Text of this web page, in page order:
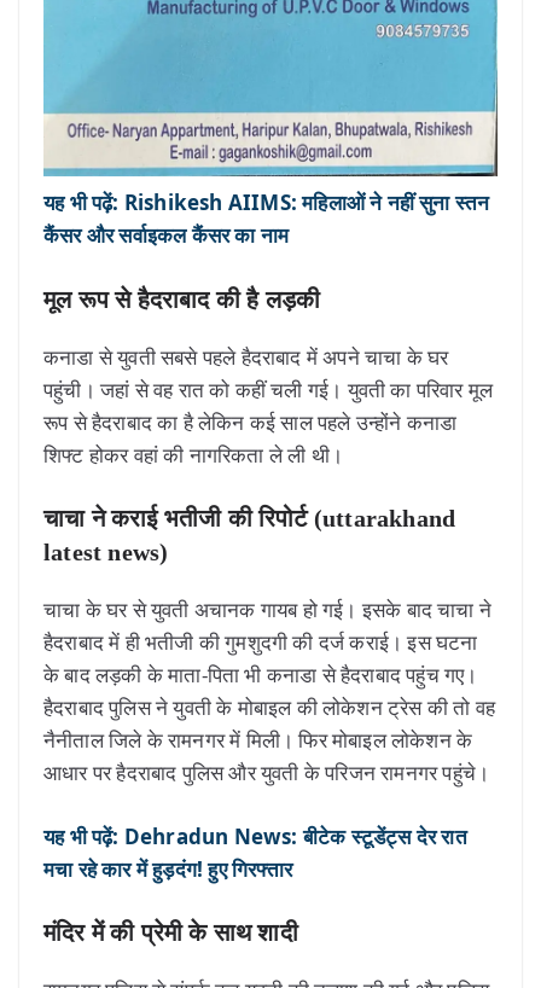
यह भी पढ़ें: Rishikesh AIIMS: महिलाओं ने नहीं सुना स्तन
कैंसर और सर्वाइकल कैंसर का नाम
मूल रूप से हैदराबाद की है लड़की
कनाडा से युवती सबसे पहले हैदराबाद में अपने चाचा के घर
पहुंची। जहां से वह रात को कहीं चली गई। युवती का परिवार मूल
रूप से हैदराबाद का है लेकिन कई साल पहले उन्होंने कनाडा
शिफ्ट होकर वहां की नागरिकता ले ली थी।
चाचा ने कराई भतीजी की रिपोर्ट (uttarakhand
latest news)
चाचा के घर से युवती अचानक गायब हो गई। इसके बाद चाचा ने
हैदराबाद में ही भतीजी की गुमशुदगी की दर्ज कराई। इस घटना
के बाद लड़की के माता-पिता भी कनाडा से हैदराबाद पहुंच गए।
हैदराबाद पुलिस ने युवती के मोबाइल की लोकेशन ट्रेस की तो वह
नैनीताल जिले के रामनगर में मिली। फिर मोबाइल लोकेशन के
आधार पर हैदराबाद पुलिस और युवती के परिजन रामनगर पहुंचे।
यह भी पढ़ें: Dehradun News: बीटेक स्टूडेंट्स देर रात
मचा रहे कार में हुड़दंग! हुए गिरफ्तार
मंदिर में की प्रेमी के साथ शादी